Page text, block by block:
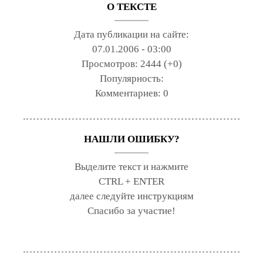
О ТЕКСТЕ
Дата публикации на сайте:
07.01.2006 - 03:00
Просмотров: 2444 (+0)
Популярность:
Комментариев: 0
НАШЛИ ОШИБКУ?
Выделите текст и нажмите
CTRL + ENTER
далее следуйте инструкциям
Спасибо за участие!